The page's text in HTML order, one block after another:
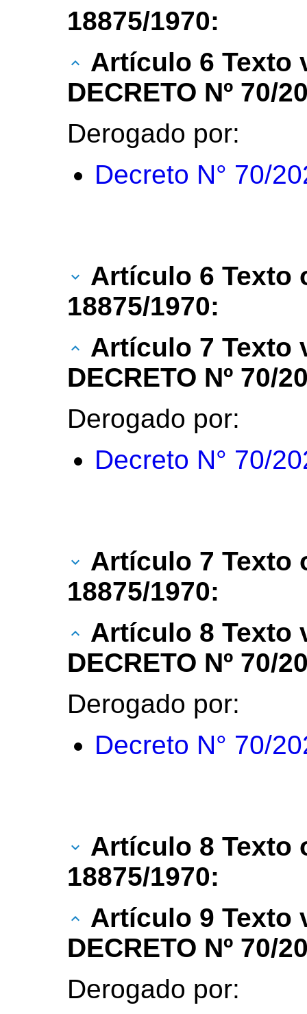
18875/1970:
Artículo 6 Texto
DECRETO Nº 70/
Derogado por:
Decreto N° 70/
Artículo 6 Texto
18875/1970:
Artículo 7 Texto
DECRETO Nº 70/
Derogado por:
Decreto N° 70/
Artículo 7 Texto
18875/1970:
Artículo 8 Texto
DECRETO Nº 70/
Derogado por:
Decreto N° 70/
Artículo 8 Texto
18875/1970:
Artículo 9 Texto
DECRETO Nº 70/
Derogado por: